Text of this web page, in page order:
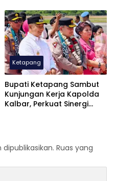
Ketapang
Bupati Ketapang Sambut
Kunjungan Kerja Kapolda
Kalbar, Perkuat Sinergi
Ruas yang